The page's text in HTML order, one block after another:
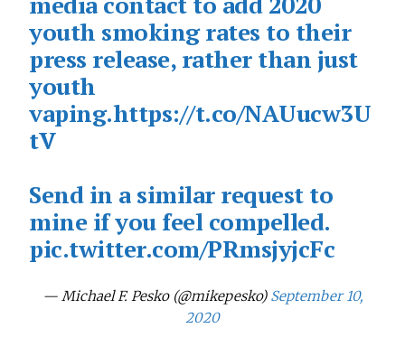
youth smoking rates to their
press release, rather than just
youth
vaping.https://t.co/NAUucw3U
tV
Send in a similar request to
mine if you feel compelled.
pic.twitter.com/PRmsjyjcFc
— Michael F. Pesko (@mikepesko) September 10,
2020